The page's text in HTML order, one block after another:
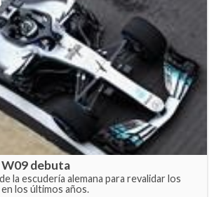
debuta
la escudería alemana para revalidar los
los últimos años.